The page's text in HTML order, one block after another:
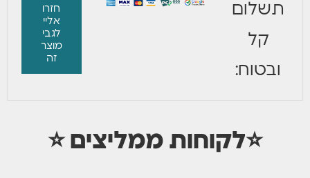
תשלום
קל
ובטוח:
חזרו
אליי
לגבי
מוצר
זה
⭐לקוחות ממליצים ⭐